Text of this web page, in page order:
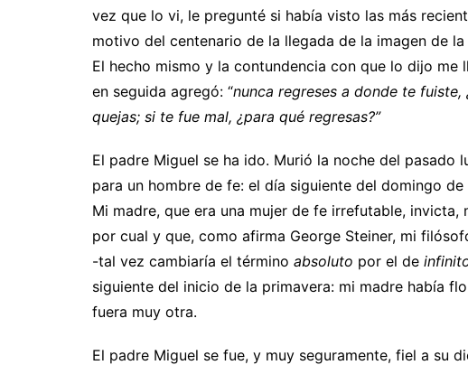
vez que lo vi, le pregunté si había visto las más
motivo del centenario de la llegada de la imagen de
El hecho mismo y la contundencia con que lo dijo
en seguida agregó: “nunca regreses a donde te
quejas; si te fue mal, ¿para qué regresas?”
El padre Miguel se ha ido. Murió la noche del pasado
para un hombre de fe: el día siguiente del domingo
Mi madre, que era una mujer de fe irrefutable,
por cual y que, como afirma George Steiner, mi
-tal vez cambiaría el término absoluto por el de
siguiente del inicio de la primavera: mi madre había
fuera muy otra.
El padre Miguel se fue, y muy seguramente, fiel a su